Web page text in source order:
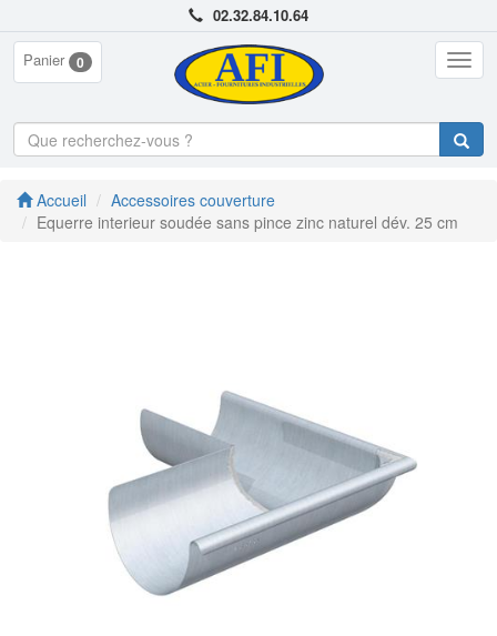
02.32.84.10.64
Panier 0
Accueil
Accessoires couverture
Equerre interieur soudée sans pince zinc naturel dév. 25 cm